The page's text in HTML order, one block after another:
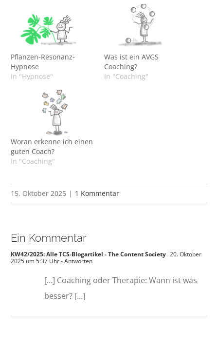
Pflanzen-Resonanz-
Hypnose
In "Hypnose"
Was ist ein AVGS
Coaching?
In "Coaching"
Woran erkenne ich einen
guten Coach?
In "Coaching"
15. Oktober 2025 | 1 Kommentar
Ein Kommentar
KW42/2025: Alle TCS-Blogartikel - The Content Society 20. Oktober
2025 um 5:37 Uhr- Antworten
[…] Coaching oder Therapie: Wann ist was
besser? […]